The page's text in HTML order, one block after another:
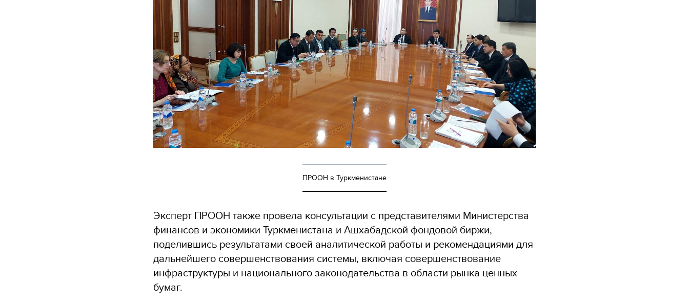
ПРООН в Туркменистане
Эксперт ПРООН также провела консультации с представителями Министерства
финансов и экономики Туркменистана и Ашхабадской фондовой биржи,
поделившись результатами своей аналитической работы и рекомендациями для
дальнейшего совершенствования системы, включая совершенствование
инфраструктуры и национального законодательства в области рынка ценных
бумаг.